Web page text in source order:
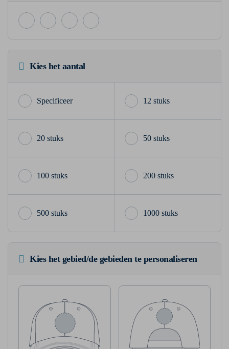
Kies het aantal
12 stuks
20 stuks 50 stuks
100 stuks 200 stuks
500 stuks 1000 stuks
Kies het gebied/de gebieden te personaliseren